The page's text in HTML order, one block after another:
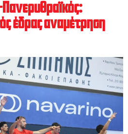
έδρας αναμέτρηση